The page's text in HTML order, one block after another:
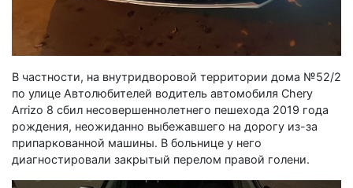
В частности, на внутридворовой территории дома №52/2
по улице Автолюбителей водитель автомобиля Chery
Arrizo 8 сбил несовершеннолетнего пешехода 2019 года
рождения, неожиданно выбежавшего на дорогу из-за
припаркованной машины. В больнице у него
диагностировали закрытый перелом правой голени.